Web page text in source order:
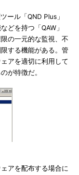
ール「QND Plus」
どを持つ「QAW」
の一元的な監視、不
する機能がある。管
アを適切に利用して
が特徴だ。
アを配布する場合に